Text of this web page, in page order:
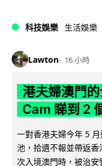
科技娛樂 生活娛樂
Lawton 16 小時
港夫婦澳門
Cam 睇到 2
一對香港夫婦今年 5
池，拾遺不報並帶返
次入境澳門時，被治安